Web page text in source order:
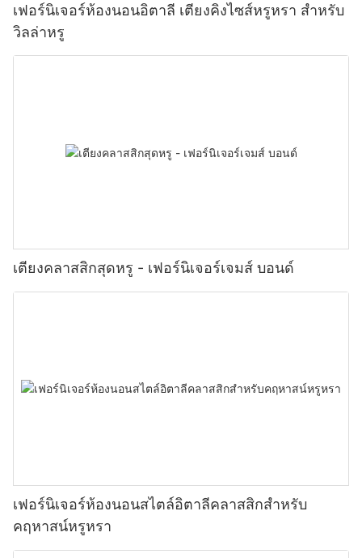
เฟอร์นิเจอร์ห้องนอนอิตาลี เตียงคิงไซส์หรูหรา สำหรับ
วิลล่าหรู
เตียงคลาสสิกสุดหรู - เฟอร์นิเจอร์เจมส์ บอนด์
เฟอร์นิเจอร์ห้องนอนสไตล์อิตาลีคลาสสิกสำหรับ
คฤหาสน์หรูหรา